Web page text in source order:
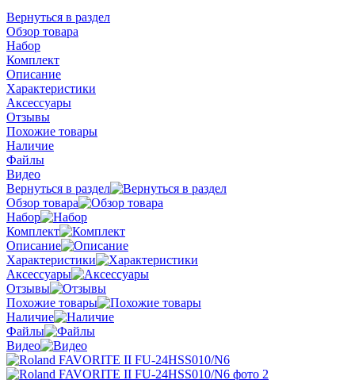
Вернуться в раздел
Обзор товара
Набор
Комплект
Описание
Характеристики
Аксессуары
Отзывы
Похожие товары
Наличие
Файлы
Видео
Вернуться в раздел
Обзор товара
Набор
Комплект
Описание
Характеристики
Аксессуары
Отзывы
Похожие товары
Наличие
Файлы
Видео